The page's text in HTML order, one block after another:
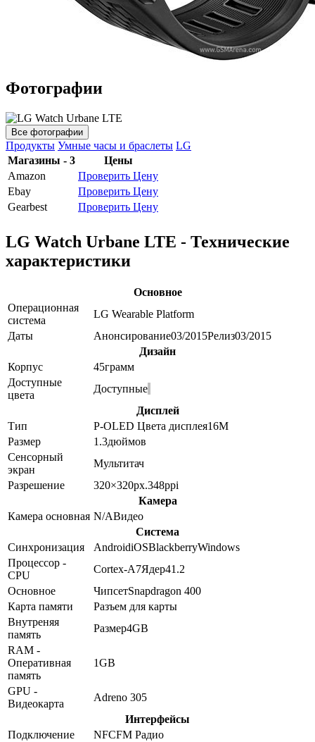
Фотографии
Все фотографии
Продукты Умные часы и браслеты LG
Магазины - 3
Цены
Amazon
Проверить Цену
Ebay
Проверить Цену
Gearbest
Проверить Цену
LG Watch Urbane LTE - Технические
характеристики
Основное
Операционная
система
LG Wearable Platform
Даты
Анонсирование03/2015Релиз03/2015
Дизайн
Корпус
45грамм
Доступные
цвета
Доступные
Дисплей
Тип
P-OLED Цвета дисплея16M
Размер
1.3дюймов
Сенсорный
экран
Мультитач
Разрешение
320×320px.348ppi
Камера
Камера основная N/AВидео
Система
Синхронизация
AndroidiOSBlackberryWindows
Процессор -
CPU
Cortex-A7Ядер41.2
Основное
ЧипсетSnapdragon 400
Карта памяти
Разъем для карты
Внутреняя
память
Размер4GB
RAM -
Оперативная
память
1GB
GPU -
Видеокарта
Adreno 305
Интерфейсы
Подключение
NFCFM Радио